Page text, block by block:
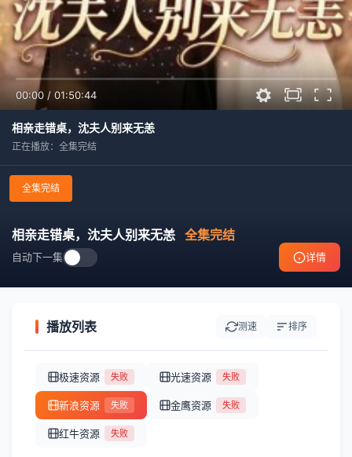
00:00 / 01:50:44
相亲走错桌，沈夫人别来无恙
正在播放：全集完结
全集完结
相亲走错桌，沈夫人别来无恙 全集完结
自动下一集 详情
播放列表 测速 排序
极速资源 失败 光速资源 失败
新浪资源 失败 金鹰资源 失败
红牛资源 失败